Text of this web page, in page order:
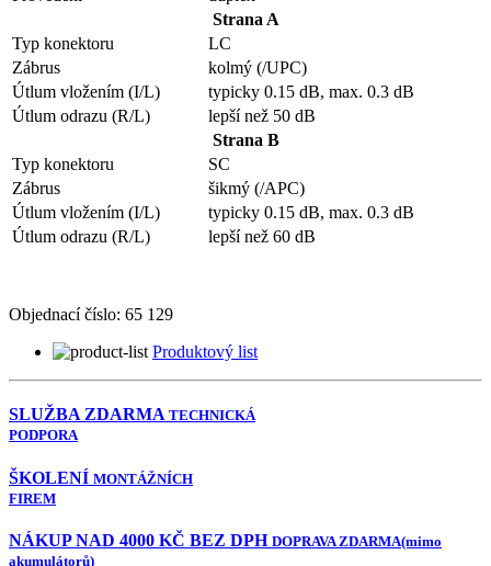
Strana A
Typ konektoru
LC
Zábrus
kolmý (/UPC)
Útlum vložením (I/L)
typicky 0.15 dB, max. 0.3 dB
Útlum odrazu (R/L)
lepší než 50 dB
Strana B
Typ konektoru
SC
Zábrus
šikmý (/APC)
Útlum vložením (I/L)
typicky 0.15 dB, max. 0.3 dB
Útlum odrazu (R/L)
lepší než 60 dB
Objednací číslo: 65 129
Produktový list
SLUŽBA ZDARMA TECHNICKÁ
PODPORA
ŠKOLENÍ MONTÁŽNÍCH
FIREM
NÁKUP NAD 4000 KČ BEZ DPH DOPRAVA ZDARMA(mimo
akumulátorů)